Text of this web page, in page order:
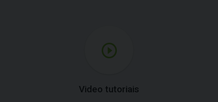
Video tutoriais